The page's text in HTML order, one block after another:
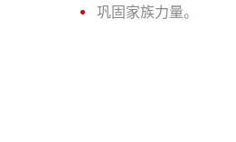
巩固家族力量。